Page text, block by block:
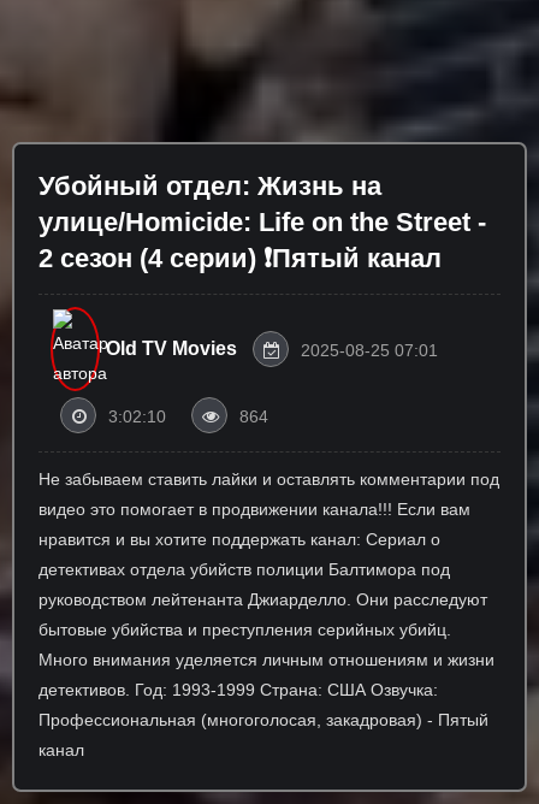
Убойный отдел: Жизнь на
улице/Homicide: Life on the Street -
2 сезон (4 серии) ❗Пятый канал
Old TV Movies 2025-08-25 07:01
3:02:10 864
Не забываем ставить лайки и оставлять комментарии под
видео это помогает в продвижении канала!!! Если вам
нравится и вы хотите поддержать канал: Сериал о
детективах отдела убийств полиции Балтимора под
руководством лейтенанта Джиарделло. Они расследуют
бытовые убийства и преступления серийных убийц.
Много внимания уделяется личным отношениям и жизни
детективов. Год: 1993-1999 Страна: США Озвучка:
Профессиональная (многоголосая, закадровая) - Пятый
канал